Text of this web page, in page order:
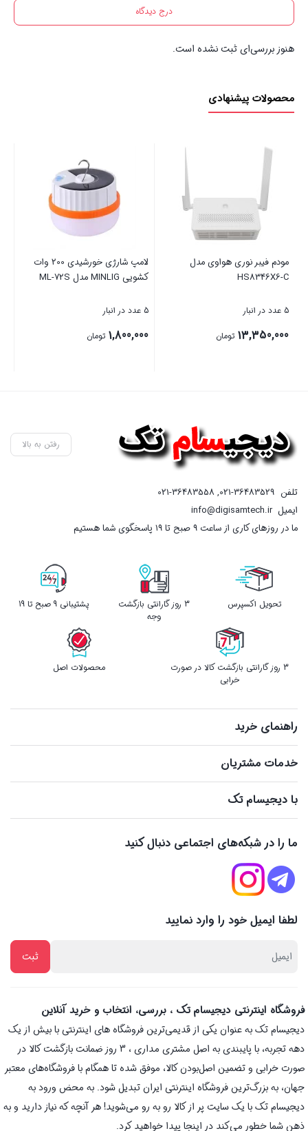
درج دیدگاه
هنوز بررسی‌ای ثبت نشده است.
محصولات پیشنهادی
مودم فیبر نوری هواوی مدل
HS8346X6-C
5 عدد در انبار
13,350,000 تومان
لامپ شارژی خورشیدی 200 وات
کشویی MINLIG مدل ML-72S
5 عدد در انبار
1,800,000 تومان
رفتن به بالا
تلفن 021-36483529
,
021-36483558
ایمیلinfo@digisamtech.ir
ما در روزهای کاری از ساعت ۹ صبح تا ۱۹ پاسخگوی شما هستیم
تحویل اکسپرس
3 روز گارانتی بازگشت
وجه
پشتیبانی 9 صبح تا 19
3 روز گارانتی بازگشت کالا در صورت
خرابی
محصولات اصل
راهنمای خرید
خدمات مشتریان
با دیجیسام تک
ما را در شبکه‌های اجتماعی دنبال کنید
لطفا ایمیل خود را وارد نمایید
فروشگاه اینترنتی دیجیسام تک ، بررسی، انتخاب و خرید آنلاین
دیجیسام تک به عنوان یکی از قدیمی‌ترین فروشگاه های اینترنتی با بیش از یک
دهه تجربه، با پایبندی به اصل مشتری مداری ، 3 روز ضمانت بازگشت کالا در
صورت خرابی و تضمین اصل‌بودن کالا، موفق شده تا همگام با فروشگاه‌های معتبر
جهان، به بزرگ‌ترین فروشگاه اینترنتی ایران تبدیل شود. به محض ورود به
دیجیسام تک با یک سایت پر از کالا رو به رو می‌شوید! هر آنچه که نیاز دارید و به
ذهن شما خطور می‌کند در اینجا پیدا خواهید کرد.